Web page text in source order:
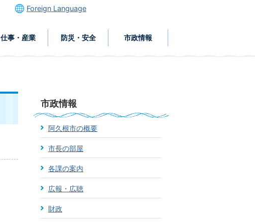
Foreign Language
仕事・産業 防災・安全 市政情報
市政情報
阿久根市の概要
市長の部屋
各課の案内
広報・広聴
財政